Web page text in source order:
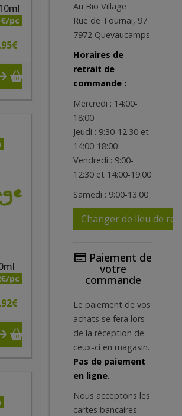
pc
€
pc
€
Au Bio Village
Rue de Tournai, 97
7972 Quevaucamps
Horaires de
retrait de
commande :
Mercredi : 14:00-
18:00
Jeudi : 9:30-12:30 et
14:00-18:00
Vendredi : 9:00-
12:30 et 14:00-19:00
Samedi : 9:00-13:00
Changer de lieu de
Paiement de
votre
commande
Le paiement de vos
achats se fera lors
de la réception de
ceux-ci en magasin.
Pas de paiement
en ligne.
Nous acceptons les
cartes bancaires